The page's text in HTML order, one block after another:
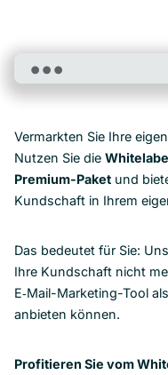
Vermarkten Sie Ihre
Nutzen Sie die
Premium-Paket und
Kundschaft in Ihrem
Das bedeutet für Sie:
Ihre Kundschaft nicht
E‑Mail-Marketing-Tool
anbieten können.
Profitieren Sie vom